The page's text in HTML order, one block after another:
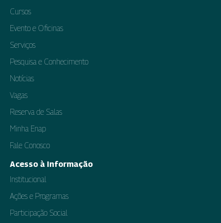
Cursos
Evento e Oficinas
Serviços
Pesquisa e Conhecimento
Notícias
Vagas
Reserva de Salas
Minha Enap
Fale Conosco
Acesso à Informação
Institucional
Ações e Programas
Participação Social